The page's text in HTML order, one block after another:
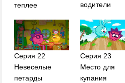
теплее
водители
Серия 22
Невеселые
петарды
Серия 23
Место для
купания